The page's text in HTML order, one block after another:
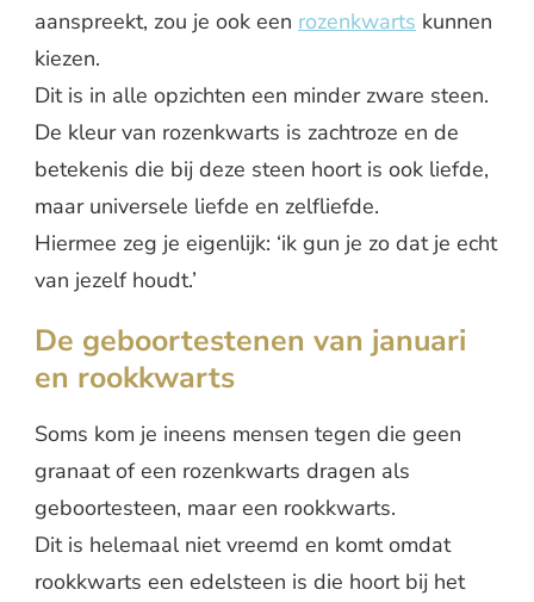
aanspreekt, zou je ook een rozenkwarts kunnen
kiezen.
Dit is in alle opzichten een minder zware steen.
De kleur van rozenkwarts is zachtroze en de
betekenis die bij deze steen hoort is ook liefde,
maar universele liefde en zelfliefde.
Hiermee zeg je eigenlijk: ‘ik gun je zo dat je echt
van jezelf houdt.’
De geboortestenen van januari
en rookkwarts
Soms kom je ineens mensen tegen die geen
granaat of een rozenkwarts dragen als
geboortesteen, maar een rookkwarts.
Dit is helemaal niet vreemd en komt omdat
rookkwarts een edelsteen is die hoort bij het